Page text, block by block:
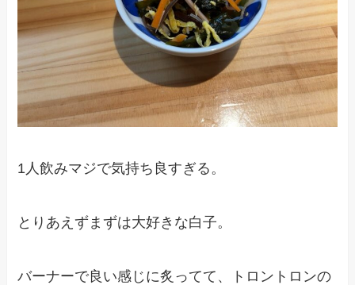
1人飲みマジで気持ち良すぎる。
とりあえずまずは大好きな白子。
バーナーで良い感じに炙ってて、トロントロンの